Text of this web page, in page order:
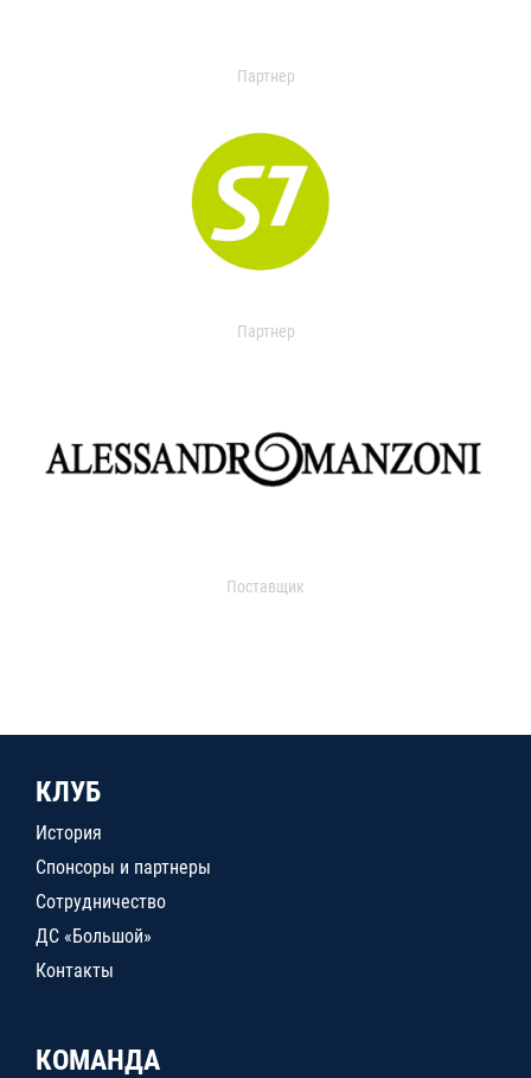
Партнер
Партнер
Поставщик
КЛУБ
История
Спонсоры и партнеры
Сотрудничество
ДС «Большой»
Контакты
КОМАНДА